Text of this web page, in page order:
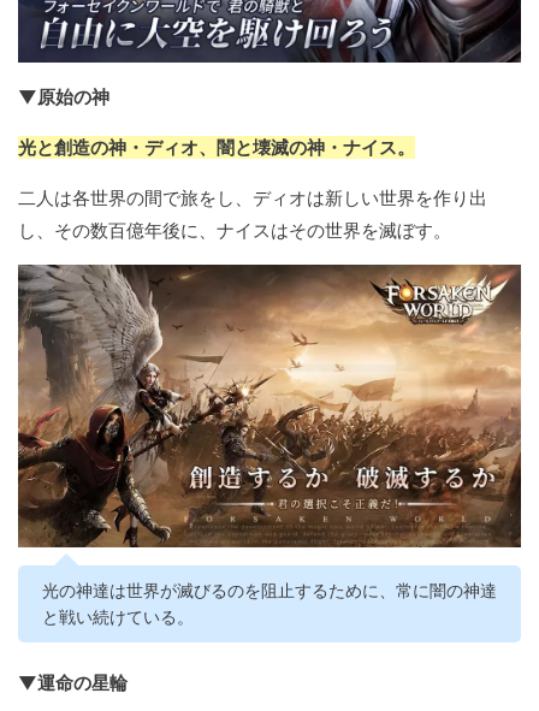
▼原始の神
光と創造の神・ディオ、闇と壊滅の神・ナイス。
二人は各世界の間で旅をし、ディオは新しい世界を作り出
し、その数百億年後に、ナイスはその世界を滅ぼす。
光の神達は世界が滅びるのを阻止するために、常に闇の神達
と戦い続けている。
▼運命の星輪